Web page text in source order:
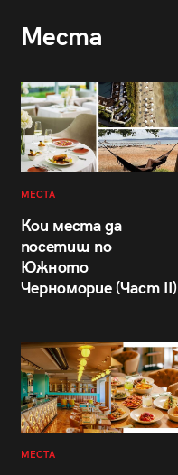
Места
МЕСТА
Кои места да
посетиш по
Южното
Черноморие (Част II)
МЕСТА